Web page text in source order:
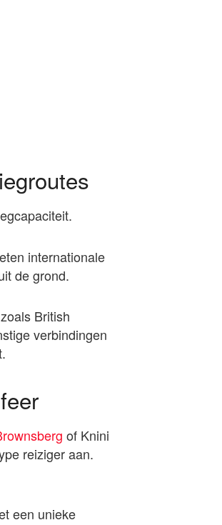
internationale
de grond.
British
verbindingen
of Knini
reiziger aan.
een unieke